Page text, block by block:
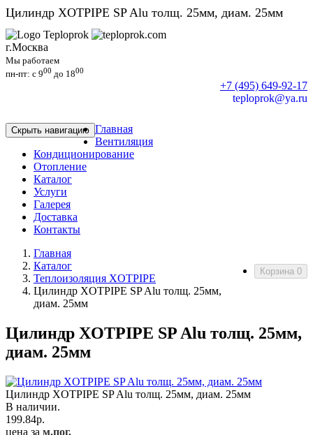
Цилиндр XOTPIPE SP Alu толщ. 25мм, диам. 25мм
г.Москва
Мы работаем
пн-пт: c 900 до 1800
+7 (495) 649-92-17
teploprok@ya.ru
Скрыть навигацию Главная
Вентиляция
Кондиционирование
Отопление
Каталог
Услуги
Галерея
Доставка
Контакты
Корзина 0
Главная
Каталог
Теплоизоляция XOTPIPE
Цилиндр XOTPIPE SP Alu толщ. 25мм,
диам. 25мм
Цилиндр XOTPIPE SP Alu толщ. 25мм,
диам. 25мм
Цилиндр XOTPIPE SP Alu толщ. 25мм, диам. 25мм
В наличии.
199.84р.
цена за м.пог.